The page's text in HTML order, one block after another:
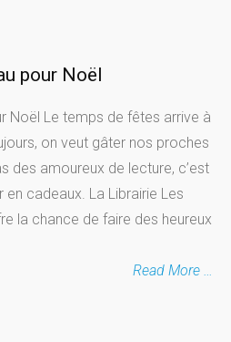
pour Noël
Noël Le temps de fêtes arrive à
on veut gâter nos proches
des amoureux de lecture, c’est
en cadeaux. La Librairie Les
la chance de faire des heureux
Read More …